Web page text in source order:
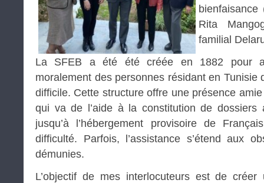
Rita
familial
La SFEB a été été créée en 1882 pour
moralement des personnes résidant en Tunisie
difficile. Cette structure offre une présence
qui va de l’aide à la constitution de dossiers
jusqu’à l’hébergement provisoire de
difficulté. Parfois, l’assistance s’étend aux
démunies.
L’objectif de mes interlocuteurs est de créer